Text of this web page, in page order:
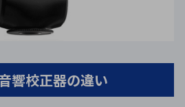
響校正器の違い